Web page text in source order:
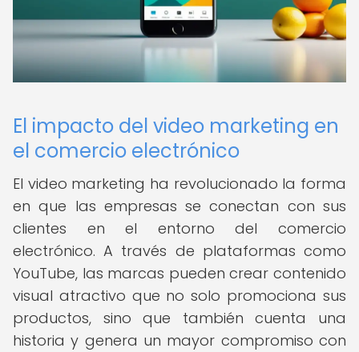
El impacto del video marketing en
el comercio electrónico
El video marketing ha revolucionado la forma
en que las empresas se conectan con sus
clientes en el entorno del comercio
electrónico. A través de plataformas como
YouTube, las marcas pueden crear contenido
visual atractivo que no solo promociona sus
productos, sino que también cuenta una
historia y genera un mayor compromiso con